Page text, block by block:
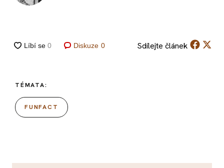
Diskuze 0 Sdílejte článek
TÉMATA:
FUNFACT